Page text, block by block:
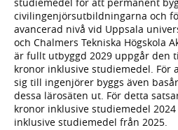
civilingenjörsutbildningarna och
avancerad nivå vid Uppsala
och Chalmers Tekniska Högskola
är fullt utbyggd 2029 uppgår den
kronor inklusive studiemedel. För
sig till ingenjörer byggs även
dessa lärosäten ut. För detta
kronor inklusive studiemedel
inklusive studiemedel från 2025.